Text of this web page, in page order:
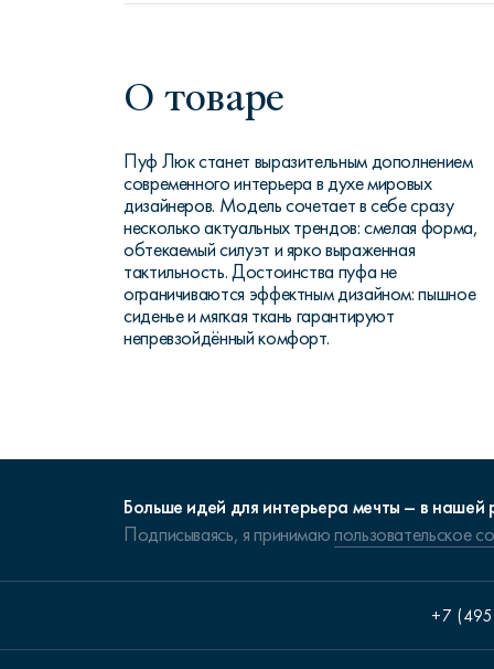
О товаре
Пуф Люк станет выразительным дополнением
современного интерьера в духе мировых
дизайнеров. Модель сочетает в себе сразу
несколько актуальных трендов: смелая форма,
обтекаемый силуэт и ярко выраженная
тактильность. Достоинства пуфа не
ограничиваются эффектным дизайном: пышное
сиденье и мягкая ткань гарантируют
непревзойдённый комфорт.
Больше идей для интерьера мечты – в нашей
Подписываясь, я принимаюпользовательское
+7